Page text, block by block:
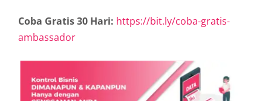
Coba Gratis 30 Hari: https://bit.ly/coba-gratis-
ambassador